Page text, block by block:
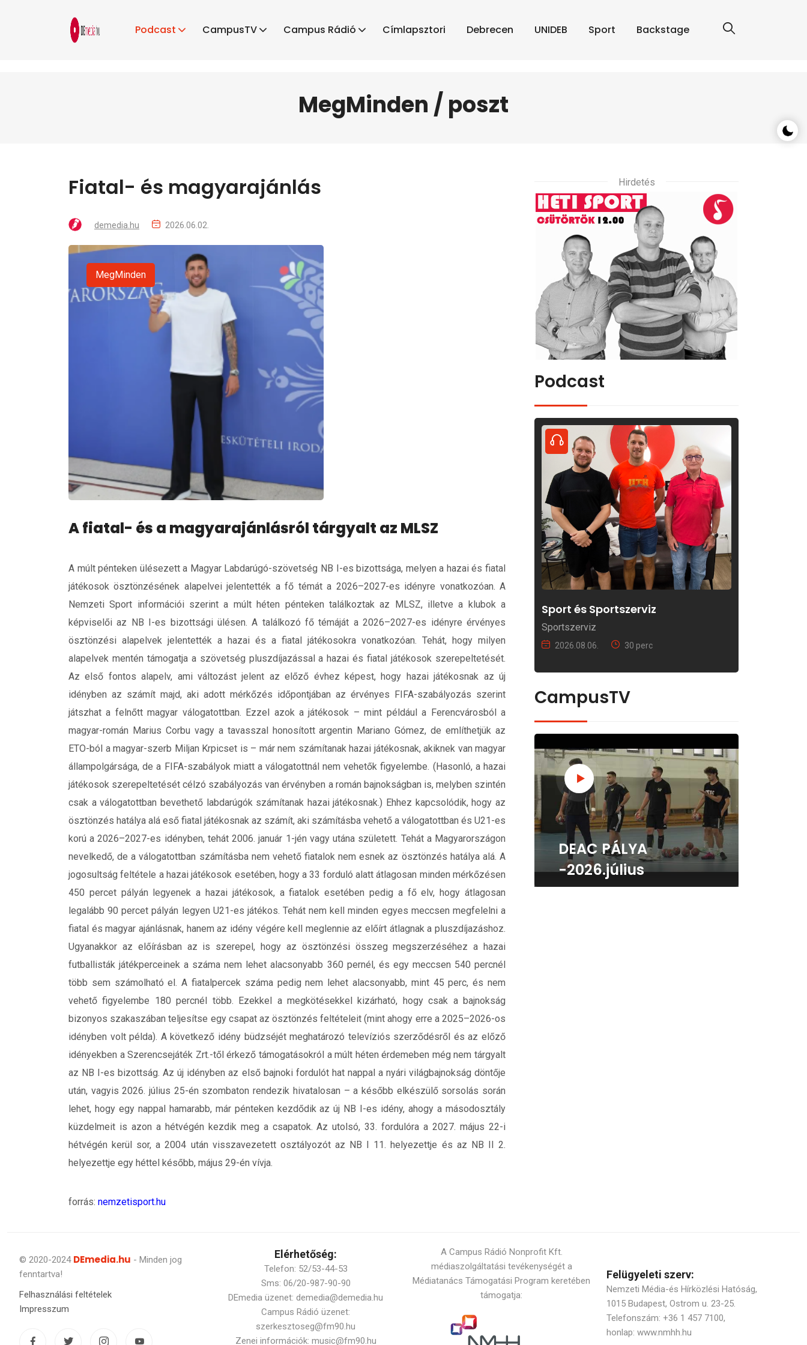
Podcast CampusTV Campus Rádió Címlapsztori Debrecen UNIDEB Sport Backstage
MegMinden / poszt
Fiatal- és magyarajánlás
demedia.hu 2026.06.02.
MegMinden
A fiatal- és a magyarajánlásról tárgyalt az MLSZ
A múlt pénteken ülésezett a Magyar Labdarúgó-szövetség NB I-es bizottsága, melyen a hazai és fiatal
játékosok ösztönzésének alapelvei jelentették a fő témát a 2026–2027-es idényre vonatkozóan. A
Nemzeti Sport információi szerint a múlt héten pénteken találkoztak az MLSZ, illetve a klubok a
képviselői az NB I-es bizottsági ülésen. A találkozó fő témáját a 2026–2027-es idényre érvényes
ösztönzési alapelvek jelentették a hazai és a fiatal játékosokra vonatkozóan. Tehát, hogy milyen
alapelvek mentén támogatja a szövetség pluszdíjazással a hazai és fiatal játékosok szerepeltetését.
Az első fontos alapelv, ami változást jelent az előző évhez képest, hogy hazai játékosnak az új
idényben az számít majd, aki adott mérkőzés időpontjában az érvényes FIFA-szabályozás szerint
játszhat a felnőtt magyar válogatottban. Ezzel azok a játékosok – mint például a Ferencvárosból a
magyar-román Marius Corbu vagy a tavasszal honosított argentin Mariano Gómez, de említhetjük az
ETO-ból a magyar-szerb Miljan Krpicset is – már nem számítanak hazai játékosnak, akiknek van magyar
állampolgársága, de a FIFA-szabályok miatt a válogatottnál nem vehetők figyelembe. (Hasonló, a hazai
játékosok szerepeltetését célzó szabályozás van érvényben a román bajnokságban is, melyben szintén
csak a válogatottban bevethető labdarúgók számítanak hazai játékosnak.) Ehhez kapcsolódik, hogy az
ösztönzés hatálya alá eső fiatal játékosnak az számít, aki számításba vehető a válogatottban és U21-es
korú a 2026–2027-es idényben, tehát 2006. január 1-jén vagy utána született. Tehát a Magyarországon
nevelkedő, de a válogatottban számításba nem vehető fiatalok nem esnek az ösztönzés hatálya alá. A
jogosultság feltétele a hazai játékosok esetében, hogy a 33 forduló alatt átlagosan minden mérkőzésen
450 percet pályán legyenek a hazai játékosok, a fiatalok esetében pedig a fő elv, hogy átlagosan
legalább 90 percet pályán legyen U21-es játékos. Tehát nem kell minden egyes meccsen megfelelni a
fiatal és magyar ajánlásnak, hanem az idény végére kell meglennie az előírt átlagnak a pluszdíjazáshoz.
Ugyanakkor az előírásban az is szerepel, hogy az ösztönzési összeg megszerzéséhez a hazai
futballisták játékperceinek a száma nem lehet alacsonyabb 360 pernél, és egy meccsen 540 percnél
több sem számolható el. A fiatalpercek száma pedig nem lehet alacsonyabb, mint 45 perc, és nem
vehető figyelembe 180 percnél több. Ezekkel a megkötésekkel kizárható, hogy csak a bajnokság
bizonyos szakaszában teljesítse egy csapat az ösztönzés feltételeit (mint ahogy erre a 2025–2026-os
idényben volt példa). A következő idény büdzséjét meghatározó televíziós szerződésről és az előző
idényekben a Szerencsejáték Zrt.-től érkező támogatásokról a múlt héten érdemeben még nem tárgyalt
az NB I-es bizottság. Az új idényben az első bajnoki fordulót hat nappal a nyári világbajnokság döntője
után, vagyis 2026. július 25-én szombaton rendezik hivatalosan – a később elkészülő sorsolás során
lehet, hogy egy nappal hamarabb, már pénteken kezdődik az új NB I-es idény, ahogy a másodosztály
küzdelmeit is azon a hétvégén kezdik meg a csapatok. Az utolsó, 33. fordulóra a 2027. május 22-i
hétvégén kerül sor, a 2004 után visszavezetett osztályozót az NB I 11. helyezettje és az NB II 2.
helyezettje egy héttel később, május 29-én vívja.
forrás: nemzetisport.hu
Hirdetés
Podcast
Sport és Sportszerviz
Sportszerviz
2026.08.06. 30 perc
CampusTV
DEAC PÁLYA
-2026.július
© 2020-2024 DEmedia.hu - Minden jog
fenntartva!
Felhasználási feltételek
Impresszum
Elérhetőség:
Telefon: 52/53-44-53
Sms: 06/20-987-90-90
DEmedia üzenet: demedia@demedia.hu
Campus Rádió üzenet:
szerkesztoseg@fm90.hu
Zenei információk: music@fm90.hu
A Campus Rádió Nonprofit Kft.
médiaszolgáltatási tevékenységét a
Médiatanács Támogatási Program keretében
támogatja:
Felügyeleti szerv:
Nemzeti Média-és Hírközlési Hatóság,
1015 Budapest, Ostrom u. 23-25.
Telefonszám: +36 1 457 7100,
honlap: www.nmhh.hu